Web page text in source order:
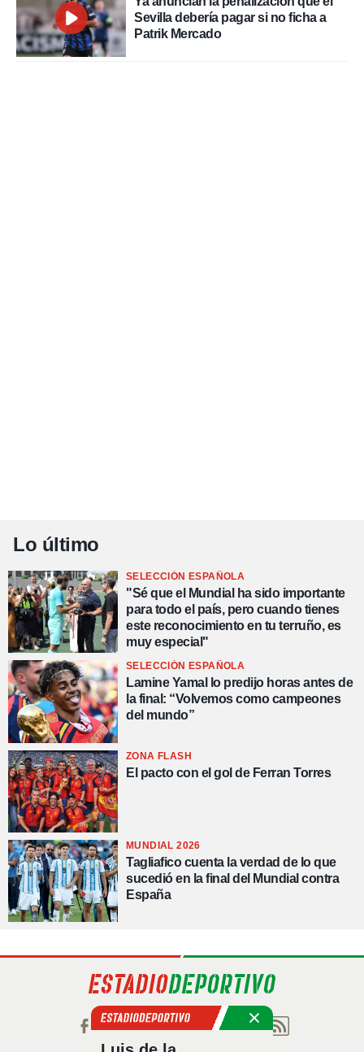
Sevilla debería pagar si no ficha a
Patrik Mercado
Lo último
SELECCIÓN ESPAÑOLA
"Sé que el Mundial ha sido importante
para todo el país, pero cuando tienes
este reconocimiento en tu terruño, es
muy especial"
SELECCIÓN ESPAÑOLA
Lamine Yamal lo predijo horas antes de
la final: “Volvemos como campeones
del mundo”
ZONA FLASH
El pacto con el gol de Ferran Torres
MUNDIAL 2026
Tagliafico cuenta la verdad de lo que
sucedió en la final del Mundial contra
España